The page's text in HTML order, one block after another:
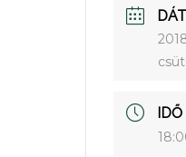
IDŐ